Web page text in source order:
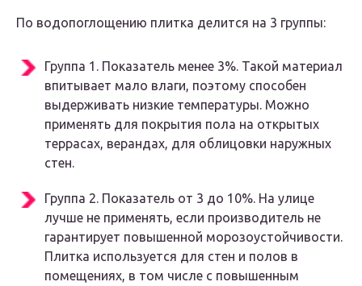
По водопоглощению плитка делится на 3 группы:
Группа 1. Показатель менее 3%. Такой материал
впитывает мало влаги, поэтому способен
выдерживать низкие температуры. Можно
применять для покрытия пола на открытых
террасах, верандах, для облицовки наружных
стен.
Группа 2. Показатель от 3 до 10%. На улице
лучше не применять, если производитель не
гарантирует повышенной морозоустойчивости.
Плитка используется для стен и полов в
помещениях, в том числе с повышенным